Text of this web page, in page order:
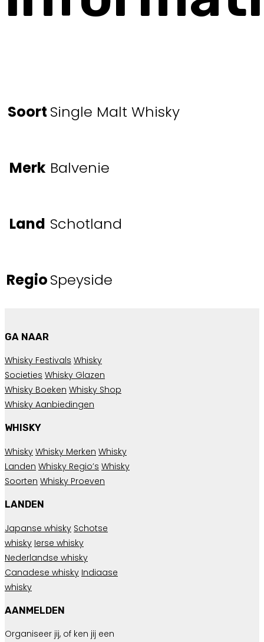
Soort Single Malt Whisky
Merk Balvenie
Land Schotland
RegioSpeyside
GA NAAR
Whisky Festivals Whisky
Societies Whisky Glazen
Whisky Boeken Whisky Shop
Whisky Aanbiedingen
WHISKY
Whisky Whisky Merken Whisky
Landen Whisky Regio’s Whisky
Soorten Whisky Proeven
LANDEN
Japanse whisky Schotse
whisky Ierse whisky
Nederlandse whisky
Canadese whisky Indiaase
whisky
AANMELDEN
Organiseer jij, of ken jij een